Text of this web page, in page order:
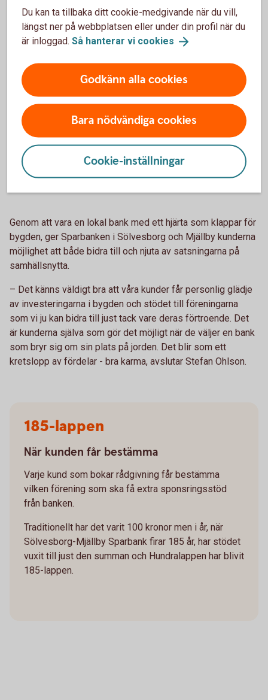
Näringslivsfrämjande
– Ett exempel på projekt som vi är stolta över att kunna
stötta, och som många känner till, är Hanö torskrev - med
artificiella rev som sätts ut för att rädda torskbeståndet i
Östersjön. Skejtparken samt cykelsatsningarna Pumptrack-
banan och Flowtrail-leden är andra välkända och
uppskattade projekt som blivit verklighet tack vare bidrag
från, bland andra, Sölvesborg-Mjällby Sparbank, fortsätter
Stefan.
Kretslopp och karma
Genom att vara en lokal bank med ett hjärta som klappar för
bygden, ger Sparbanken i Sölvesborg och Mjällby kunderna
möjlighet att både bidra till och njuta av satsningarna på
samhällsnytta.
– Det känns väldigt bra att våra kunder får personlig glädje
av investeringarna i bygden och stödet till föreningarna
som vi ju kan bidra till just tack vare deras förtroende. Det
är kunderna själva som gör det möjligt när de väljer en bank
som bryr sig om sin plats på jorden. Det blir som ett
kretslopp av fördelar - bra karma, avslutar Stefan Ohlson.
185-lappen
När kunden får bestämma
Varje kund som bokar rådgivning får bestämma
vilken förening som ska få extra sponsringsstöd
från banken.
Traditionellt har det varit 100 kronor men i år, när
Sölvesborg-Mjällby Sparbank firar 185 år, har stödet
vuxit till just den summan och Hundralappen har blivit
185-lappen.
Du kan ta tillbaka ditt cookie-medgivande när du vill,
längst ner på webbplatsen eller under din profil när du
är inloggad. Så hanterar vi cookies
Godkänn alla cookies
Bara nödvändiga cookies
Cookie-inställningar